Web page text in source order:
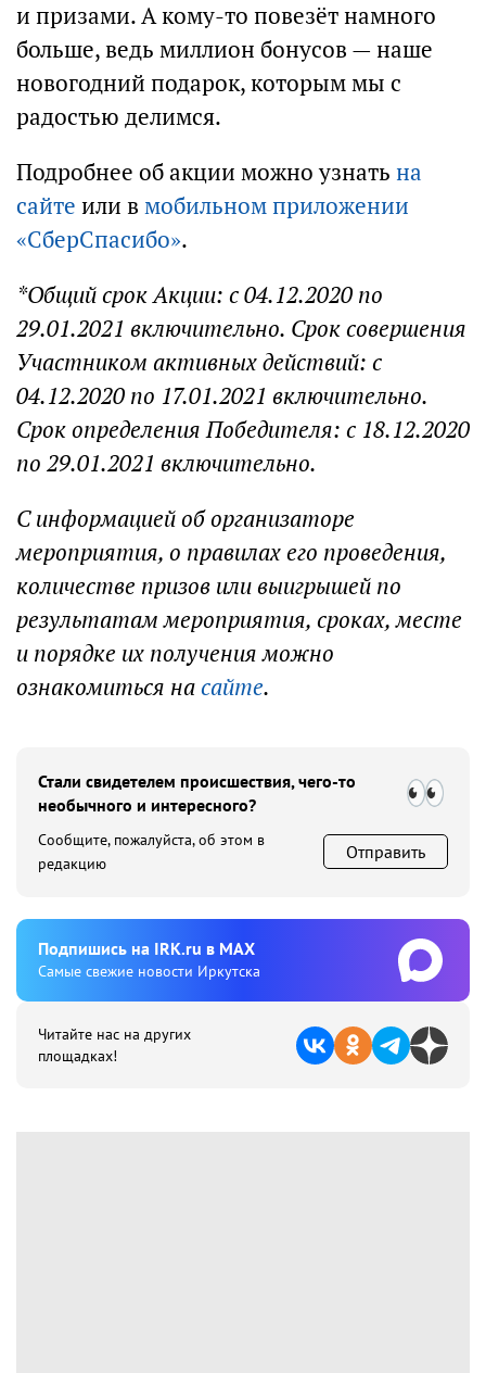
и призами. А кому-то повезёт намного
больше, ведь миллион бонусов — наше
новогодний подарок, которым мы с
радостью делимся.
Подробнее об акции можно узнать на
сайте или в мобильном приложении
«СберСпасибо».
*Общий срок Акции: с 04.12.2020 по
29.01.2021 включительно. Срок совершения
Участником активных действий: с
04.12.2020 по 17.01.2021 включительно.
Срок определения Победителя: с 18.12.2020
по 29.01.2021 включительно.
С информацией об организаторе
мероприятия, о правилах его проведения,
количестве призов или выигрышей по
результатам мероприятия, сроках, месте
и порядке их получения можно
ознакомиться насайте.
Стали свидетелем происшествия, чего-то
необычного и интересного?
Сообщите, пожалуйста, об этом в
редакцию
Отправить
Подпишиcь на IRK.ru в MAX
Cамые свежие новости Иркутска
Читайте нас на других
площадках!